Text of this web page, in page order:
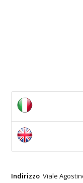
Indirizzo Viale